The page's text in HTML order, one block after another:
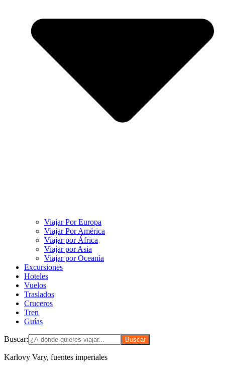
Viajar Por Europa
Viajar Por América
Viajar por África
Viajar por Asia
Viajar por Oceanía
Excursiones
Hoteles
Vuelos
Traslados
Cruceros
Tren
Guías
Buscar:
Karlovy Vary, fuentes imperiales